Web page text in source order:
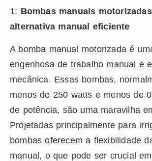
1: Bombas manuais
alternativa manual eficiente
A bomba manual motorizada é
engenhosa de trabalho manual e
mecânica. Essas bombas,
menos de 250 watts e menos de
de potência, são uma maravilha
Projetadas principalmente para
bombas oferecem a flexibilidade
manual, o que pode ser crucial